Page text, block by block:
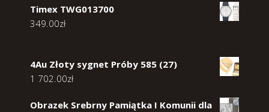
Timex TWG013700
349.00zł
4Au Złoty sygnet Próby 585 (27)
1 702.00zł
Obrazek Srebrny Pamiątka I Komunii dla